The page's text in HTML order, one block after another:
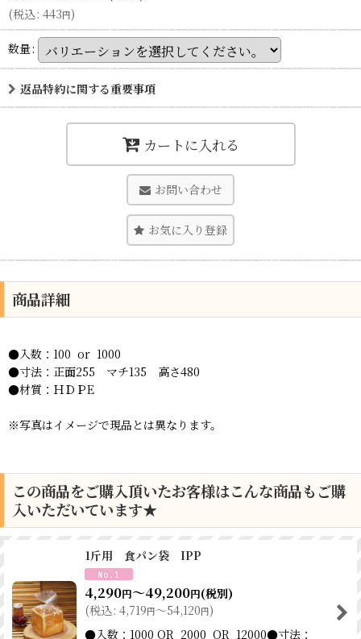
(税込: 443円)
数量:
返品特約に関する重要事項
カートに入れる
お問い合わせ
お気に入り登録
商品詳細
●入数：100 or 1000
●寸法：正面255 マチ135 高さ480
●材質：ＨＤＰE
※写真はイメージで現品とは異なります。
この商品をご購入頂いたお客様はこんな商品もご購
入いただいています★
1斤用 食パン袋 IPP
4,290円～49,200円(税別)
(税込: 4,719円～54,120円)
●入数：1000 OR 2000 OR 12000●寸法：